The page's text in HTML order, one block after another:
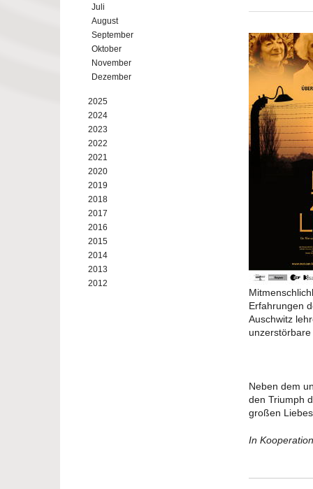
Juli
August
September
Oktober
November
Dezember
2025
2024
2023
2022
2021
2020
2019
2018
2017
2016
2015
2014
2013
2012
Erfahrungen
Auschwitz
Neben dem
den Triumph
großen
In